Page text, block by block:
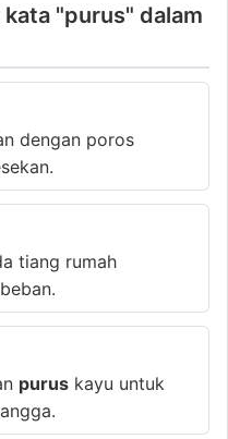
"purus" dalam
dengan poros
tiang rumah
purus kayu untuk